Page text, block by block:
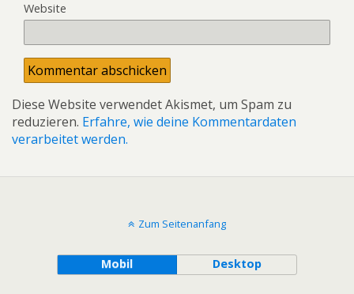
Website
Diese Website verwendet Akismet, um Spam zu
reduzieren. Erfahre, wie deine Kommentardaten
verarbeitet werden.
Zum Seitenanfang
Mobil Desktop